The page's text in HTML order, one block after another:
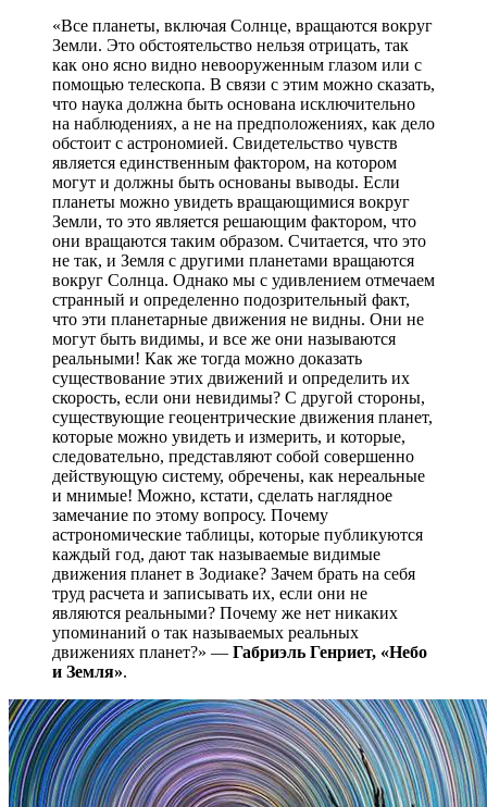
«Все планеты, включая Солнце, вращаются вокруг
Земли. Это обстоятельство нельзя отрицать, так
как оно ясно видно невооруженным глазом или с
помощью телескопа. В связи с этим можно сказать,
что наука должна быть основана исключительно
на наблюдениях, а не на предположениях, как дело
обстоит с астрономией. Свидетельство чувств
является единственным фактором, на котором
могут и должны быть основаны выводы. Если
планеты можно увидеть вращающимися вокруг
Земли, то это является решающим фактором, что
они вращаются таким образом. Считается, что это
не так, и Земля с другими планетами вращаются
вокруг Солнца. Однако мы с удивлением отмечаем
странный и определенно подозрительный факт,
что эти планетарные движения не видны. Они не
могут быть видимы, и все же они называются
реальными! Как же тогда можно доказать
существование этих движений и определить их
скорость, если они невидимы? С другой стороны,
существующие геоцентрические движения планет,
которые можно увидеть и измерить, и которые,
следовательно, представляют собой совершенно
действующую систему, обречены, как нереальные
и мнимые! Можно, кстати, сделать наглядное
замечание по этому вопросу. Почему
астрономические таблицы, которые публикуются
каждый год, дают так называемые видимые
движения планет в Зодиаке? Зачем брать на себя
труд расчета и записывать их, если они не
являются реальными? Почему же нет никаких
упоминаний о так называемых реальных
движениях планет?» — Габриэль Генриет, «Небо
и Земля».